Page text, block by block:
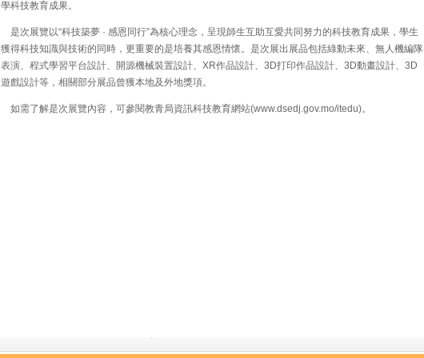
學科技教育成果。
是次展覽以“科技築夢 · 感恩同行”為核心理念，呈現師生互助互愛共同努力的科技教育成果，學生
獲得科技知識與技術的同時，更重要的是培養其感恩情懷。是次展出展品包括綠動未來、無人機編隊
表演、程式學習平台設計、開源機械裝置設計、XR作品設計、3D打印作品設計、3D動畫設計、3D
遊戲設計等，相關部分展品曾獲本地及外地獎項。
如需了解是次展覽內容，可參閱教青局資訊科技教育網站(www.dsedj.gov.mo/itedu)。